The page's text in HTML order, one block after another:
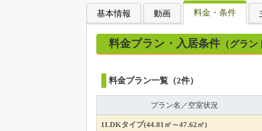
基本情報 動画 料金・条件
料金プラン・入居条件 （グラ
料金プラン一覧（2件）
プラン名／空室状況
1LDKタイプ(44.81㎡～47.62㎡)